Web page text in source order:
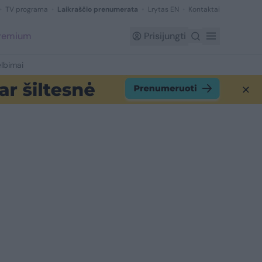
TV programa Laikraščio prenumerata Lrytas EN Kontaktai
Prisijungti